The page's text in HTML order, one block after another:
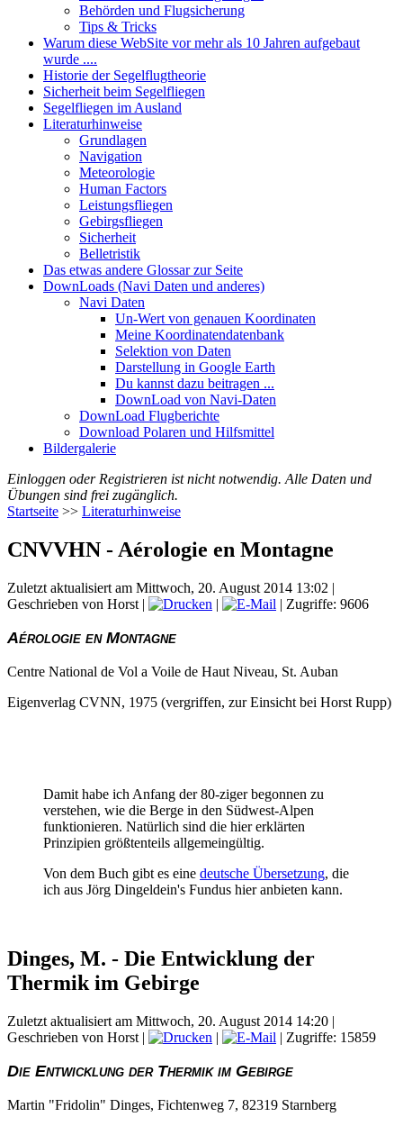
Behörden und Flugsicherung
Tips & Tricks
Warum diese WebSite vor mehr als 10 Jahren aufgebaut
wurde ....
Historie der Segelflugtheorie
Sicherheit beim Segelfliegen
Segelfliegen im Ausland
Literaturhinweise
Grundlagen
Navigation
Meteorologie
Human Factors
Leistungsfliegen
Gebirgsfliegen
Sicherheit
Belletristik
Das etwas andere Glossar zur Seite
DownLoads (Navi Daten und anderes)
Navi Daten
Un-Wert von genauen Koordinaten
Meine Koordinatendatenbank
Selektion von Daten
Darstellung in Google Earth
Du kannst dazu beitragen ...
DownLoad von Navi-Daten
DownLoad Flugberichte
Download Polaren und Hilfsmittel
Bildergalerie
Einloggen oder Registrieren ist nicht notwendig. Alle Daten und
Übungen sind frei zugänglich.
Startseite >> Literaturhinweise
CNVVHN - Aérologie en Montagne
Zuletzt aktualisiert am Mittwoch, 20. August 2014 13:02 |
Geschrieben von Horst | | | Zugriffe: 9606
Aérologie en Montagne
Centre National de Vol a Voile de Haut Niveau, St. Auban
Eigenverlag CVNN, 1975 (vergriffen, zur Einsicht bei Horst Rupp)
Damit habe ich Anfang der 80-ziger begonnen zu
verstehen, wie die Berge in den Südwest-Alpen
funktionieren. Natürlich sind die hier erklärten
Prinzipien größtenteils allgemeingültig.
Von dem Buch gibt es eine deutsche Übersetzung, die
ich aus Jörg Dingeldein's Fundus hier anbieten kann.
Dinges, M. - Die Entwicklung der
Thermik im Gebirge
Zuletzt aktualisiert am Mittwoch, 20. August 2014 14:20 |
Geschrieben von Horst | | | Zugriffe: 15859
Die Entwicklung der Thermik im Gebirge
Martin "Fridolin" Dinges, Fichtenweg 7, 82319 Starnberg